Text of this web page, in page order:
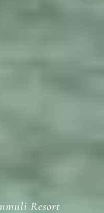
Resort